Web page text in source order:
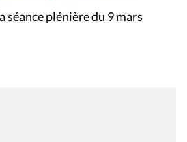
séance plénière du 9 mars